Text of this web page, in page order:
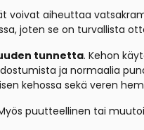
voivat aiheuttaa
joten se on turvallista
tunnetta. Kehon
ja normaalia
kehossa sekä veren
puutteellinen tai